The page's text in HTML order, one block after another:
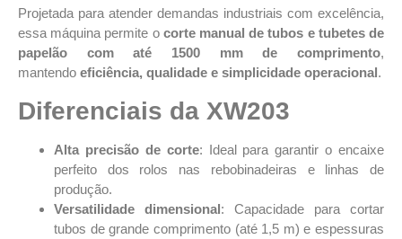
Projetada para atender demandas industriais com excelência,
essa máquina permite o corte manual de tubos e tubetes de
papelão com até 1500 mm de comprimento,
mantendo eficiência, qualidade e simplicidade operacional.
Diferenciais da XW203
Alta precisão de corte: Ideal para garantir o encaixe
perfeito dos rolos nas rebobinadeiras e linhas de
produção.
Versatilidade dimensional: Capacidade para cortar
tubos de grande comprimento (até 1,5 m) e espessuras